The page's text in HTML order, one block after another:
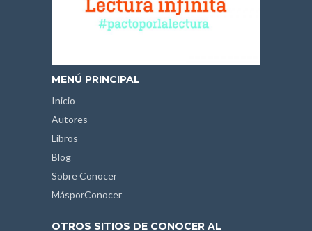
MENÚ PRINCIPAL
Inicio
Autores
Libros
Blog
Sobre Conocer
MásporConocer
OTROS SITIOS DE CONOCER AL